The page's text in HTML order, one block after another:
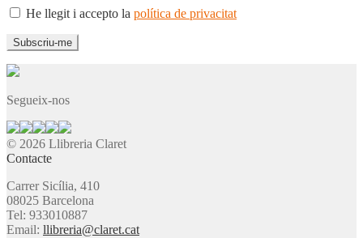
He llegit i accepto la política de privacitat
Segueix-nos
© 2026 Llibreria Claret
Contacte
Carrer Sicília, 410
08025 Barcelona
Tel: 933010887
Email: llibreria@claret.cat